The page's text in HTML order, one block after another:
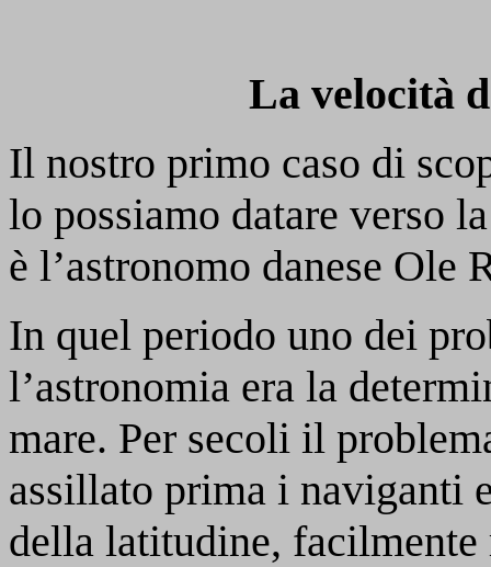
La velocità
Il nostro primo caso di
lo possiamo datare verso
è l’astronomo danese Ole
In quel periodo uno dei
l’astronomia era la
mare. Per secoli il
assillato prima i naviganti
della latitudine,